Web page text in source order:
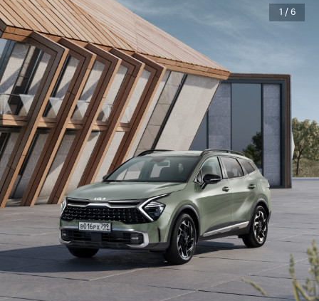
1 / 6